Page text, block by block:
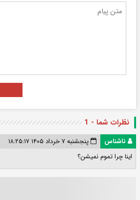
نظرات شما - 1
ناشناس
پنجشنبه ۷ خرداد ۱۴۰۵ ۱۸:۲۵:۱۷
اینا چرا تموم نمیشن؟